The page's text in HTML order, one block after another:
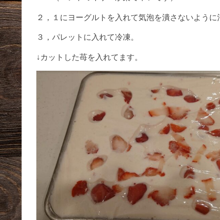
２，１にヨーグルトを入れて気泡を潰さないように
３，パレットに入れて冷凍。
↓カットした苺を入れてます。